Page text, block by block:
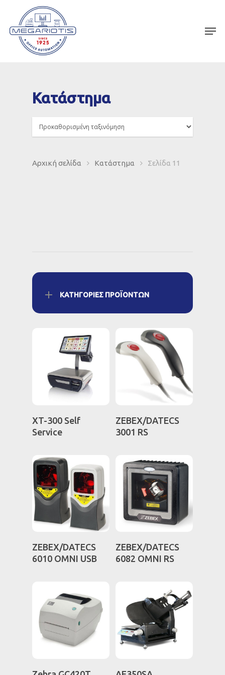
Κατάστημα
Αρχική σελίδα Κατάστημα Σελίδα 11
ΚΑΤΗΓΟΡΊΕΣ ΠΡΟΪΌΝΤΩΝ
Διαβάστε
Περισσότερα
XT-300 Self
Service
Διαβάστε
Περισσότερα
ZEBEX/DATECS
3001 RS
Διαβάστε
Περισσότερα
ZEBEX/DATECS
6010 OMNI USB
Διαβάστε
Περισσότερα
ZEBEX/DATECS
6082 OMNI RS